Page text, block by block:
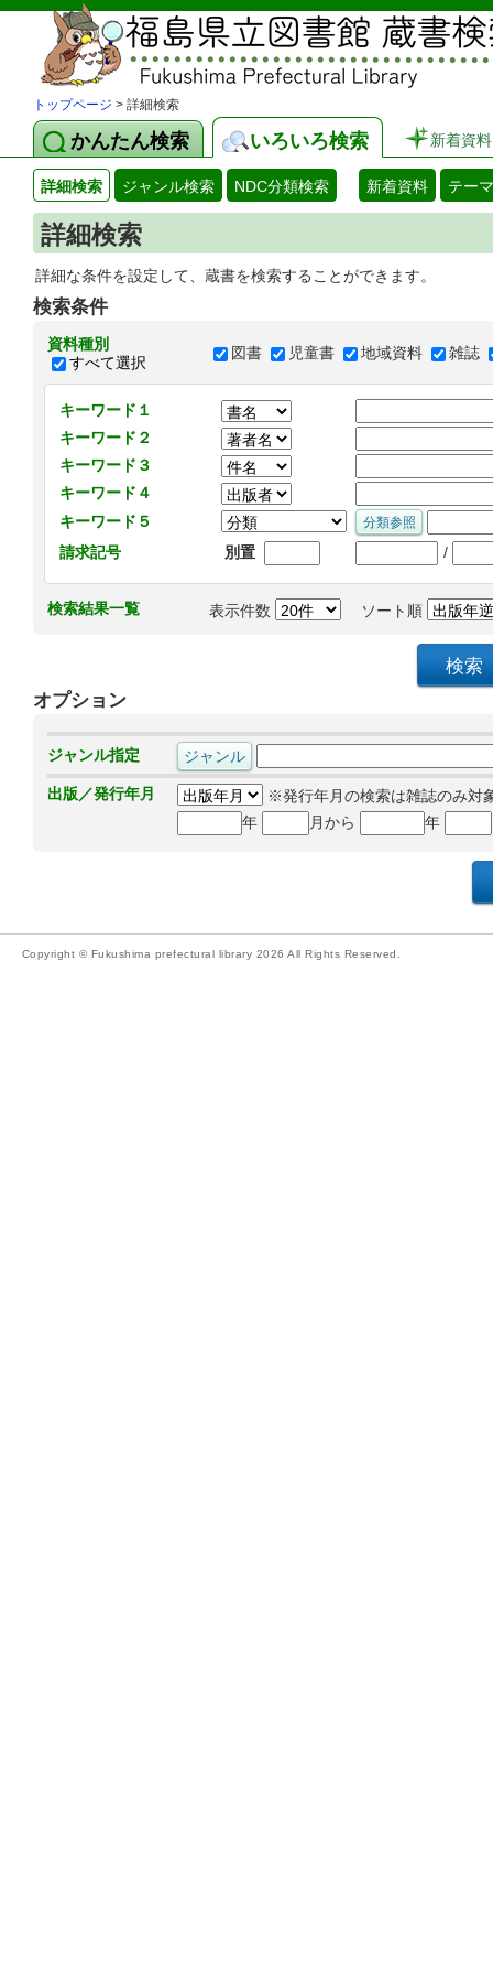
トップページ > 詳細検索
かんたん検索 いろいろ検索 新着資料
詳細検索 ジャンル検索 NDC分類検索 新着資料 テー
詳細検索
詳細な条件を設定して、蔵書を検索することができます。
検索条件
資料種別
すべて選択
図書 児童書 地域資料 雑誌
キーワード１
キーワード２
キーワード３
キーワード４
キーワード５
請求記号
別置 /
検索結果一覧 表示件数 ソート順
オプション
ジャンル指定
出版／発行年月
※発行年月の検索は雑誌のみ対
年
月から 年
Copyright © Fukushima prefectural library 2026 All Rights Reserved.